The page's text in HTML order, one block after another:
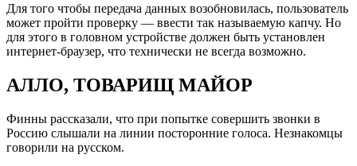
Для того чтобы передача данных возобновилась, пользователь
может пройти проверку — ввести так называемую капчу. Но
для этого в головном устройстве должен быть установлен
интернет-браузер, что технически не всегда возможно.
АЛЛО, ТОВАРИЩ МАЙОР
Финны рассказали, что при попытке совершить звонки в
Россию слышали на линии посторонние голоса. Незнакомцы
говорили на русском.